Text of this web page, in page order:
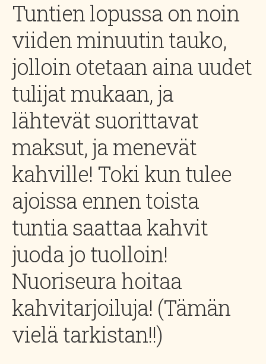
Tuntien lopussa on noin
viiden minuutin tauko,
jolloin otetaan aina uudet
tulijat mukaan, ja
lähtevät suorittavat
maksut, ja menevät
kahville! Toki kun tulee
ajoissa ennen toista
tuntia saattaa kahvit
juoda jo tuolloin!
Nuoriseura hoitaa
kahvitarjoiluja! (Tämän
vielä tarkistan!!)